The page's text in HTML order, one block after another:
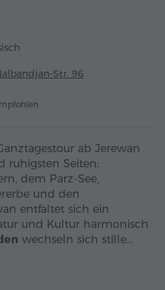
Str. 96
ab Jerewan
ruhigsten Seiten:
dem Parz-See,
und den
entfaltet sich ein
und Kultur harmonisch
wechseln sich stille…